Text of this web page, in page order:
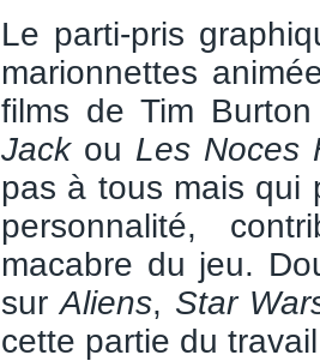
Le parti-pris
marionnettes
films de Tim
Jackou Les Noces
pas à tous mais qui
personnalité,
macabre du jeu.
surAliens, Star
cette partie du